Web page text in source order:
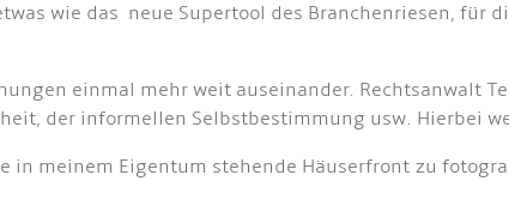
wie das neue Supertool des Branchenriesen,
einmal mehr weit auseinander. Rechtsanwalt
der informellen Selbstbestimmung usw. Hierbei
in meinem Eigentum stehende Häuserfront zu